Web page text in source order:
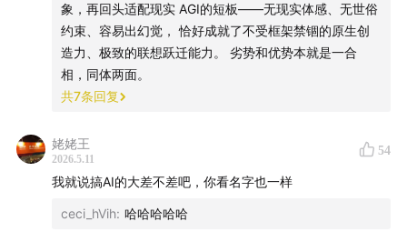
01:10:00在Underdog之地赌一把
01:20:59非厄米系统与量子物理
01:37:42高能物理
01:44:24物理与AI
01:53:47 在Anthropic训练Claude 3.7、4.5
象，再回头适配现实 AGI的短板——无现实体感、无世俗
约束、容易出幻觉， 恰好成就了不受框架禁锢的原生创
造力、极致的联想跃迁能力。 劣势和优势本就是一合
相，同体两面。
共7条回复
姥姥王
2026.5.11
54
我就说搞AI的大差不差吧，你看名字也一样
ceci_hVih: 哈哈哈哈哈